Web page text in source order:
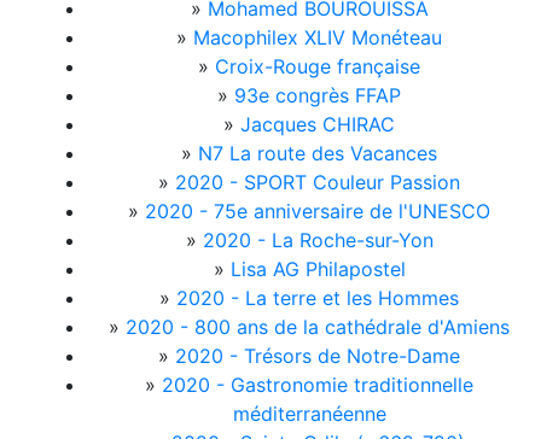
» Mohamed BOUROUISSA
» Macophilex XLIV Monéteau
» Croix-Rouge française
» 93e congrès FFAP
» Jacques CHIRAC
» N7 La route des Vacances
» 2020 - SPORT Couleur Passion
» 2020 - 75e anniversaire de l'UNESCO
» 2020 - La Roche-sur-Yon
» Lisa AG Philapostel
» 2020 - La terre et les Hommes
» 2020 - 800 ans de la cathédrale d'Amiens
» 2020 - Trésors de Notre-Dame
» 2020 - Gastronomie traditionnelle
méditerranéenne